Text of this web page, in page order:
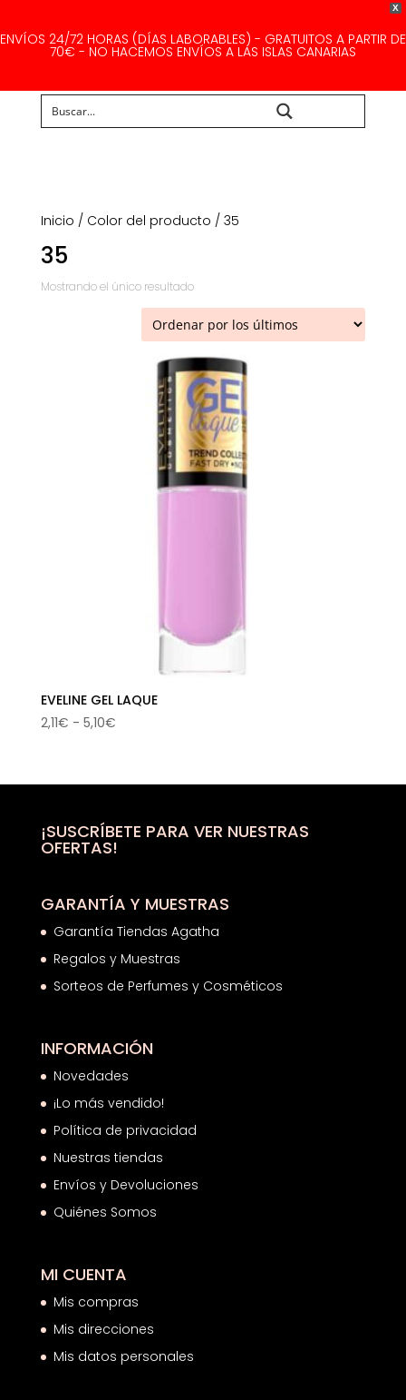
X
ENVÍOS 24/72 HORAS (DÍAS LABORABLES) - GRATUITOS A PARTIR DE
70€ - NO HACEMOS ENVÍOS A LAS ISLAS CANARIAS
Inicio / Color del producto / 35
35
Mostrando el único resultado
EVELINE GEL LAQUE
2,11€ - 5,10€Rango
desde
hasta
5,10€
¡SUSCRÍBETE PARA VER NUESTRAS
OFERTAS!
GARANTÍA Y MUESTRAS
Garantía Tiendas Agatha
Regalos y Muestras
Sorteos de Perfumes y Cosméticos
INFORMACIÓN
Novedades
¡Lo más vendido!
Política de privacidad
Nuestras tiendas
Envíos y Devoluciones
Quiénes Somos
MI CUENTA
Mis compras
Mis direcciones
Mis datos personales